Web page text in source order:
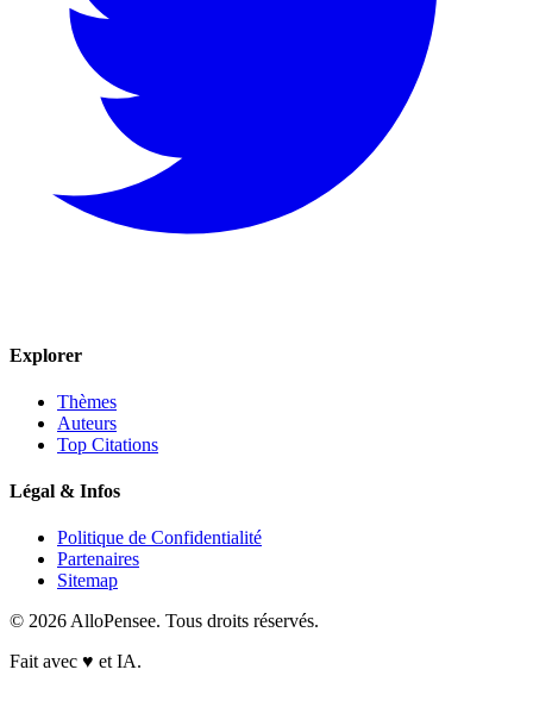
Explorer
Thèmes
Auteurs
Top Citations
Légal & Infos
Politique de Confidentialité
Partenaires
Sitemap
© 2026 AlloPensee. Tous droits réservés.
Fait avec ♥ et IA.